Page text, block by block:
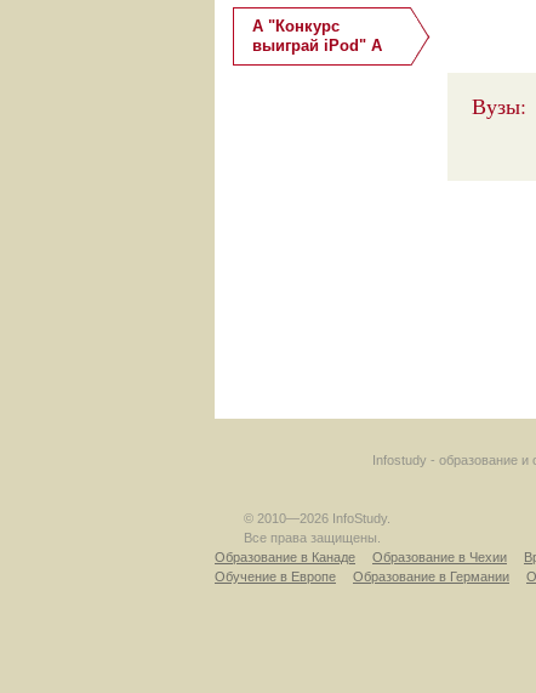
A "Конкурс
выиграй iPod" A
Вузы:
Infostudy - образование
© 2010—2026 InfoStudy.
Все права защищены.
Образование в Канаде
Образование в Чехии
Обучение в Европе
Образование в Германии